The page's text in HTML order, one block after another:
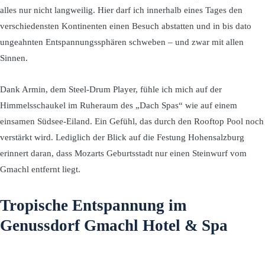
alles nur nicht langweilig. Hier darf ich innerhalb eines Tages den
verschiedensten Kontinenten einen Besuch abstatten und in bis dato
ungeahnten Entspannungssphären schweben – und zwar mit allen
Sinnen.
Dank Armin, dem Steel-Drum Player, fühle ich mich auf der
Himmelsschaukel im Ruheraum des „Dach Spas“ wie auf einem
einsamen Südsee-Eiland. Ein Gefühl, das durch den Rooftop Pool noch
verstärkt wird. Lediglich der Blick auf die Festung Hohensalzburg
erinnert daran, dass Mozarts Geburtsstadt nur einen Steinwurf vom
Gmachl entfernt liegt.
Tropische Entspannung im
Genussdorf Gmachl Hotel & Spa